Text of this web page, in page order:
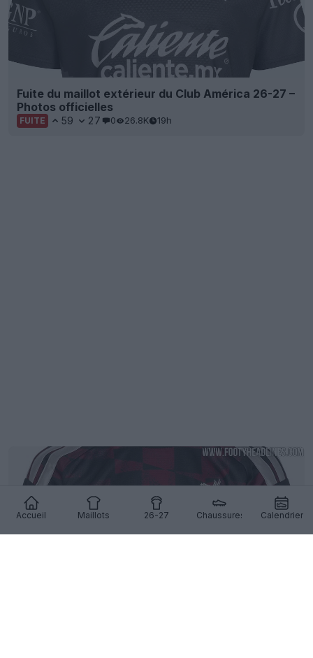
Accueil Maillots 26-27 Chaussures Calendrier
Fuite du maillot extérieur du Club América 26-27 –
Photos officielles
FUITE 59 27 0 26.8K 19h